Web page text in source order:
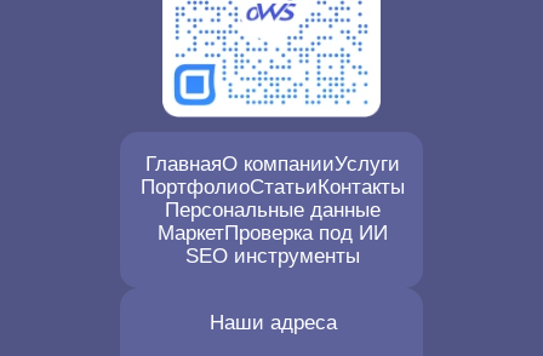
ГлавнаяО компанииУслуги
ПортфолиоСтатьиКонтакты
Персональные данные
МаркетПроверка под ИИ
SEO инструменты
Наши адреса